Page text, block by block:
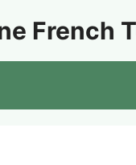
French